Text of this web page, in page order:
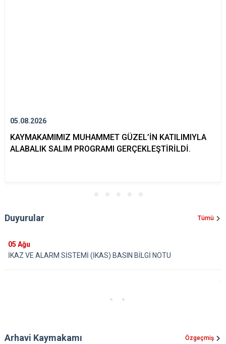
05.08.2026
KAYMAKAMIMIZ MUHAMMET GÜZEL’İN KATILIMIYLA
ALABALIK SALIM PROGRAMI GERÇEKLEŞTİRİLDİ.
Duyurular Tümü
05 Ağu
İKAZ VE ALARM SİSTEMİ (İKAS) BASIN BİLGİ NOTU
Arhavi Kaymakamı Özgeçmiş